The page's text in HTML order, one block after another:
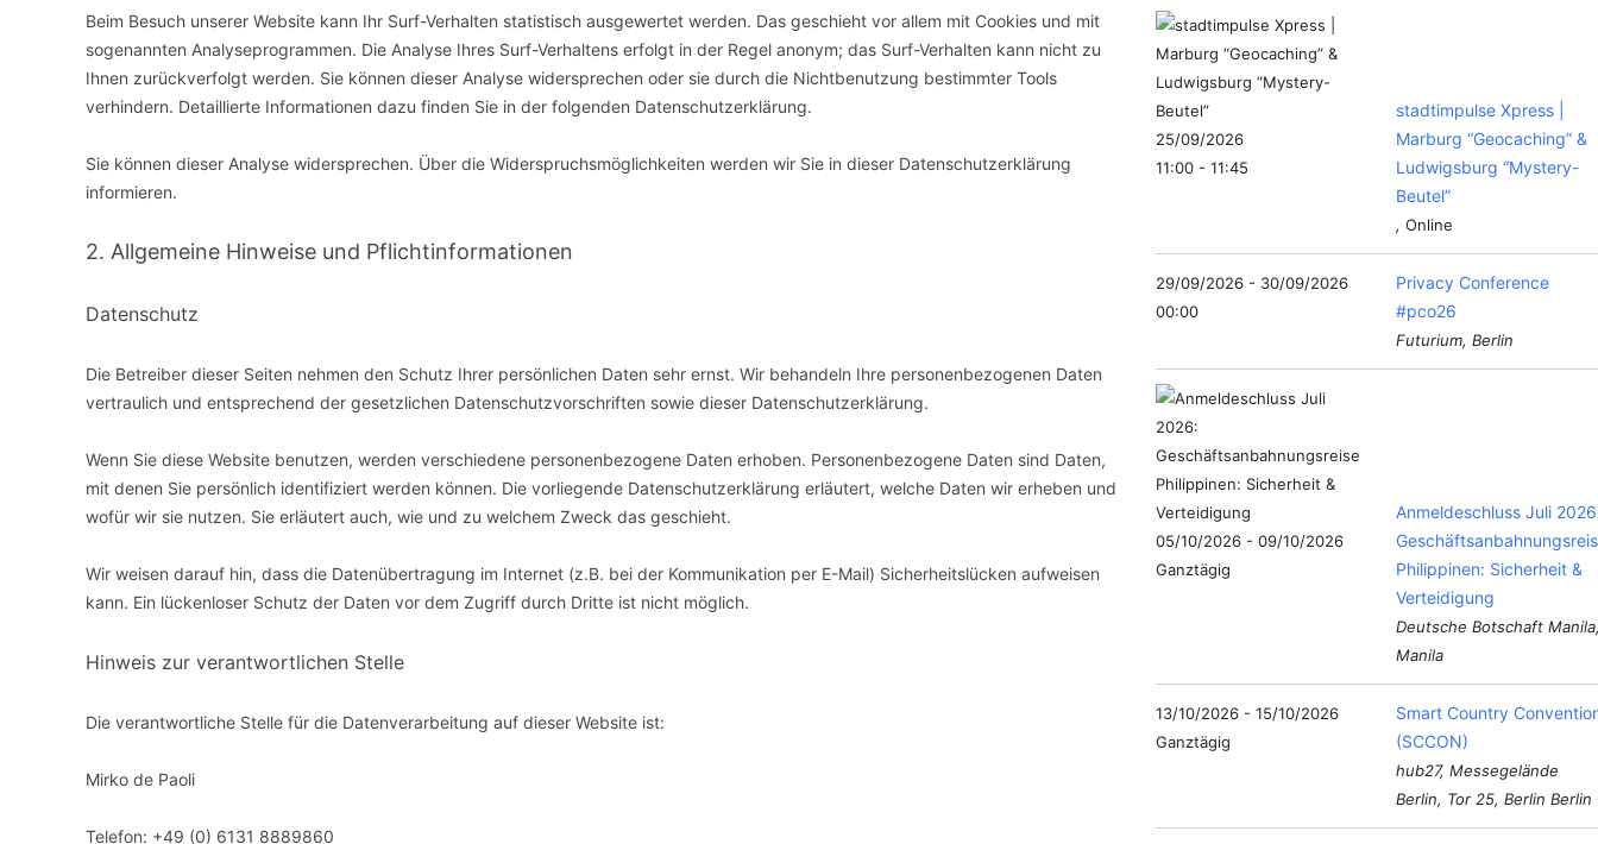
Beim Besuch unserer Website kann Ihr Surf-Verhalten statistisch ausgewertet werden. Das geschieht vor allem mit Cookies und mit
sogenannten Analyseprogrammen. Die Analyse Ihres Surf-Verhaltens erfolgt in der Regel anonym; das Surf-Verhalten kann nicht zu
Ihnen zurückverfolgt werden. Sie können dieser Analyse widersprechen oder sie durch die Nichtbenutzung bestimmter Tools
verhindern. Detaillierte Informationen dazu finden Sie in der folgenden Datenschutzerklärung.
Sie können dieser Analyse widersprechen. Über die Widerspruchsmöglichkeiten werden wir Sie in dieser Datenschutzerklärung
informieren.
2. Allgemeine Hinweise und Pflichtinformationen
Datenschutz
Die Betreiber dieser Seiten nehmen den Schutz Ihrer persönlichen Daten sehr ernst. Wir behandeln Ihre personenbezogenen Daten
vertraulich und entsprechend der gesetzlichen Datenschutzvorschriften sowie dieser Datenschutzerklärung.
Wenn Sie diese Website benutzen, werden verschiedene personenbezogene Daten erhoben. Personenbezogene Daten sind Daten,
mit denen Sie persönlich identifiziert werden können. Die vorliegende Datenschutzerklärung erläutert, welche Daten wir erheben und
wofür wir sie nutzen. Sie erläutert auch, wie und zu welchem Zweck das geschieht.
Wir weisen darauf hin, dass die Datenübertragung im Internet (z.B. bei der Kommunikation per E-Mail) Sicherheitslücken aufweisen
kann. Ein lückenloser Schutz der Daten vor dem Zugriff durch Dritte ist nicht möglich.
Hinweis zur verantwortlichen Stelle
Die verantwortliche Stelle für die Datenverarbeitung auf dieser Website ist:
Mirko de Paoli
Telefon: +49 (0) 6131 8889860
25/09/2026
11:00 - 11:45
stadtimpulse Xpress |
Marburg “Geocaching” &
Ludwigsburg “Mystery-
Beutel”
, Online
29/09/2026 - 30/09/2026
00:00
Privacy Conference
#pco26
Futurium, Berlin
05/10/2026 - 09/10/2026
Ganztägig
Anmeldeschluss Juli
Philippinen: Sicherheit &
Verteidigung
Deutsche Botschaft
Manila
13/10/2026 - 15/10/2026
Ganztägig
Smart Country
(SCCON)
hub27, Messegelände
Berlin, Tor 25, Berlin Berlin